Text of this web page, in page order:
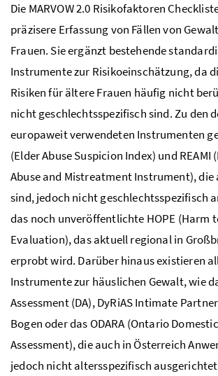
Die MARVOW 2.0 Risikofaktoren
präzisere Erfassung von Fällen von
Frauen. Sie ergänzt bestehende
Instrumente zur Risikoeinschätzung, da
Risiken für ältere Frauen häufig nicht
nicht geschlechtsspezifisch sind. Zu den
europaweit verwendeten Instrumenten
(Elder Abuse Suspicion Index) und REAMI
Abuse and Mistreatment Instrument), die
sind, jedoch nicht geschlechtsspezifisch
das noch unveröffentlichte HOPE (Harm
Evaluation), das aktuell regional in
erprobt wird. Darüber hinaus existieren
Instrumente zur häuslichen Gewalt, wie
Assessment (DA), DyRiAS Intimate
Bogen oder das ODARA (Ontario
Assessment), die auch in Österreich
jedoch nicht altersspezifisch ausgerichtet